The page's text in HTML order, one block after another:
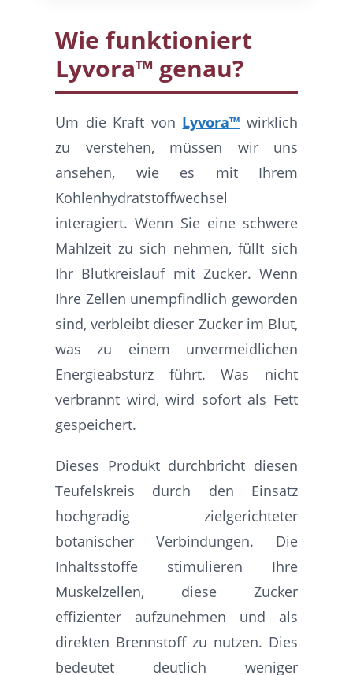
Wie funktioniert
Lyvora™ genau?
Um die Kraft von Lyvora™ wirklich
zu verstehen, müssen wir uns
ansehen, wie es mit Ihrem
Kohlenhydratstoffwechsel
interagiert. Wenn Sie eine schwere
Mahlzeit zu sich nehmen, füllt sich
Ihr Blutkreislauf mit Zucker. Wenn
Ihre Zellen unempfindlich geworden
sind, verbleibt dieser Zucker im Blut,
was zu einem unvermeidlichen
Energieabsturz führt. Was nicht
verbrannt wird, wird sofort als Fett
gespeichert.
Dieses Produkt durchbricht diesen
Teufelskreis durch den Einsatz
hochgradig zielgerichteter
botanischer Verbindungen. Die
Inhaltsstoffe stimulieren Ihre
Muskelzellen, diese Zucker
effizienter aufzunehmen und als
direkten Brennstoff zu nutzen. Dies
bedeutet deutlich weniger